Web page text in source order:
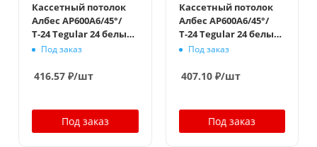
Кассетный потолок
Албес AP600A6/45°/
Т-24 Tegular 24 белый
матовый
Под заказ
416.57 ₽/шт
Под заказ
Кассетный потолок
Албес AP600A6/45°/
Т-24 Tegular 24 белый
матовый без
Под заказ
407.10₽/шт
Под заказ